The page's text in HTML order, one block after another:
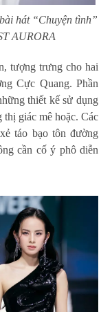
hát “Chuyện tình”
AURORA
tượng trưng cho hai
Cực Quang. Phần
thiết kế sử dụng
thị giác mê hoặc. Các
táo bạo tôn đường
cần cố ý phô diễn